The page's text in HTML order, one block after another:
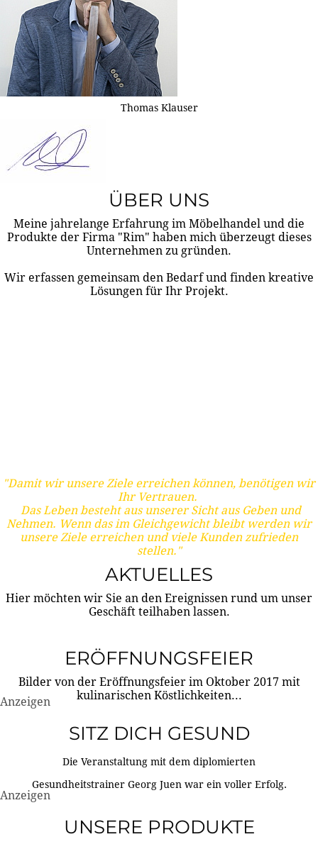
Thomas Klauser
ÜBER UNS
Meine jahrelange Erfahrung im Möbelhandel und die
Produkte der Firma "Rim" haben mich überzeugt dieses
Unternehmen zu gründen.
Wir erfassen gemeinsam den Bedarf und finden kreative
Lösungen für Ihr Projekt.
"Damit wir unsere Ziele erreichen können, benötigen wir
Ihr Vertrauen.
Das Leben besteht aus unserer Sicht aus Geben und
Nehmen. Wenn das im Gleichgewicht bleibt werden wir
unsere Ziele erreichen und viele Kunden zufrieden
stellen."
AKTUELLES
Hier möchten wir Sie an den Ereignissen rund um unser
Geschäft teilhaben lassen.
ERÖFFNUNGSFEIER
Bilder von der Eröffnungsfeier im Oktober 2017 mit
kulinarischen Köstlichkeiten...
Anzeigen
SITZ DICH GESUND
Die Veranstaltung mit dem diplomierten
Gesundheitstrainer Georg Juen war ein voller Erfolg.
Anzeigen
UNSERE PRODUKTE